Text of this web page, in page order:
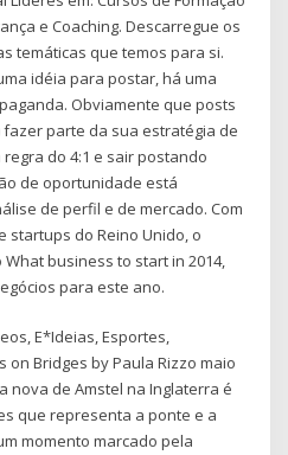
e Coaching. Descarregue os
temáticas que temos para si.
idéia para postar, há uma
Obviamente que posts
parte da sua estratégia de
do 4:1 e sair postando
de oportunidade está
de perfil e de mercado. Com
startups do Reino Unido, o
business to start in 2014,
para este ano.
E*Ideias, Esportes,
on Bridges by Paula Rizzo maio
nova de Amstel na Inglaterra é
que representa a ponte e a
momento marcado pela